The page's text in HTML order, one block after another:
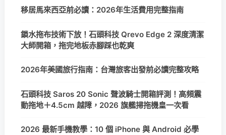
移居馬來西亞前必讀：2026年生活費用完整指南
鎖水拖布技術下放！石頭科技 Qrevo Edge 2 深度清潔
大師開箱，拖完地板赤腳踩也乾爽
2026年美國旅行指南：台灣旅客出發前必讀完整攻略
石頭科技 Saros 20 Sonic 聲波騎士開箱評測！高頻震
動拖地＋4.5cm 越障，2026 旗艦掃拖機皇一次看
2026 最新手機教學：10 個 iPhone 與 Android 必學